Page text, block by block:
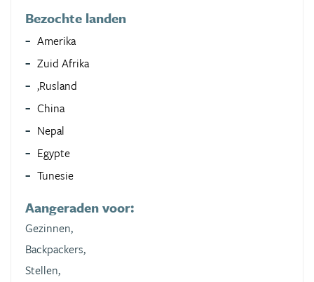
Bezochte landen
Amerika
Zuid Afrika
,Rusland
China
Nepal
Egypte
Tunesie
Aangeraden voor:
Gezinnen,
Backpackers,
Stellen,